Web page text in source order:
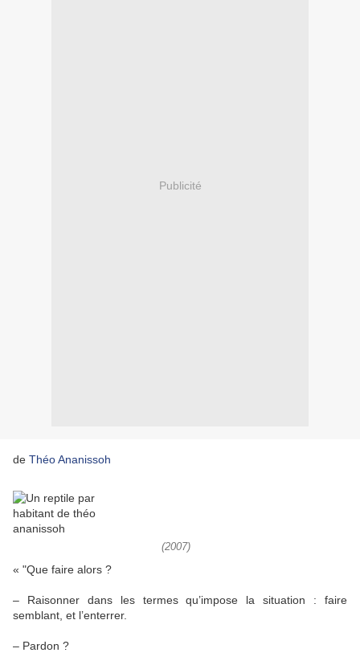
Publicité
de Théo Ananissoh
(2007)
« "Que faire alors ?
– Raisonner dans les termes qu’impose la situation : faire
semblant, et l’enterrer.
– Pardon ?